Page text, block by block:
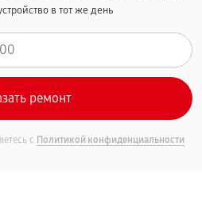
в тот же день
с Политикой конфиденциальности